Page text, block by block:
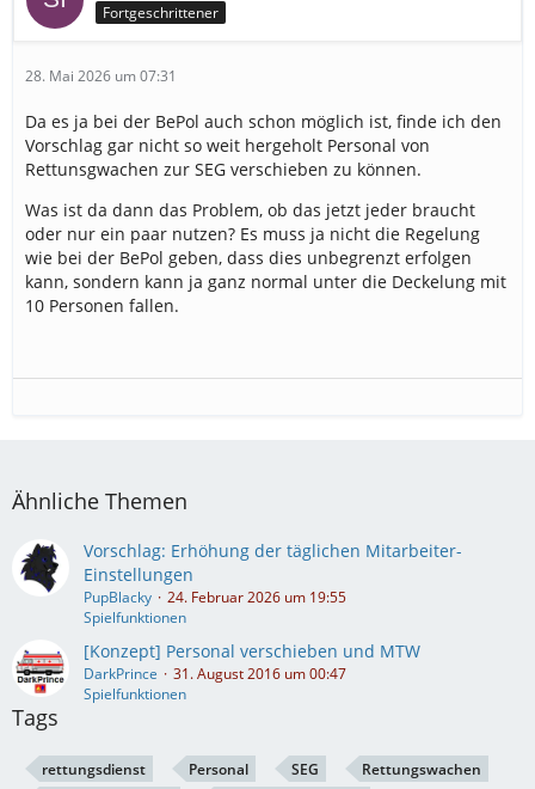
Fortgeschrittener
28. Mai 2026 um 07:31
Da es ja bei der BePol auch schon möglich ist, finde ich den
Vorschlag gar nicht so weit hergeholt Personal von
Rettunsgwachen zur SEG verschieben zu können.
Was ist da dann das Problem, ob das jetzt jeder braucht
oder nur ein paar nutzen? Es muss ja nicht die Regelung
wie bei der BePol geben, dass dies unbegrenzt erfolgen
kann, sondern kann ja ganz normal unter die Deckelung mit
10 Personen fallen.
Ähnliche Themen
Vorschlag: Erhöhung der täglichen Mitarbeiter-
Einstellungen
PupBlacky
24. Februar 2026 um 19:55
Spielfunktionen
[Konzept] Personal verschieben und MTW
DarkPrince
31. August 2016 um 00:47
Spielfunktionen
Tags
rettungsdienst Personal SEG Rettungswachen